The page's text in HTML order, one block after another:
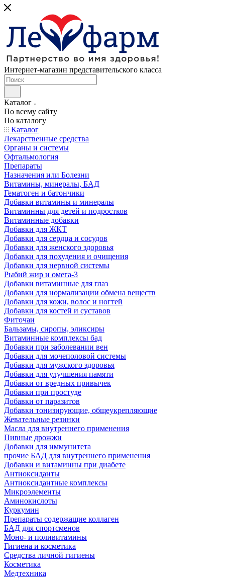
Интернет-магазин представительского класса
Каталог
По всему сайту
По каталогу
Каталог
Лекарственные средства
Органы и системы
Офтальмология
Препараты
Назначения или Болезни
Витамины, минералы, БАД
Гематоген и батончики
Добавки витамины и минералы
Витаминны для детей и подростков
Витаминные добавки
Добавки для ЖКТ
Добавки для сердца и сосудов
Добавки для женского здоровья
Добавки для похудения и очищения
Добавки для нервной системы
Рыбий жир и омега-3
Добавки витаминные для глаз
Добавки для нормализации обмена веществ
Добавки для кожи, волос и ногтей
Добавки для костей и суставов
Фиточаи
Бальзамы, сиропы, эликсиры
Витаминные комплексы бад
Добавки при заболевании вен
Добавки для мочеполовой системы
Добавки для мужского здоровья
Добавки для улучшения памяти
Добавки от вредных привычек
Добавки при простуде
Добавки от паразитов
Добавки тонизирующие, общеукрепляющие
Жевательные резинки
Масла для внутреннего применения
Пивные дрожжи
Добавки для иммунитета
прочие БАД для внутреннего применения
Добавки и витаминны при диабете
Антиоксиданты
Антиоксидантные комплексы
Микроэлементы
Аминокислоты
Куркумин
Препараты содержащие коллаген
БАД для спортсменов
Моно- и поливитамины
Гигиена и косметика
Средства личной гигиены
Косметика
Медтехника